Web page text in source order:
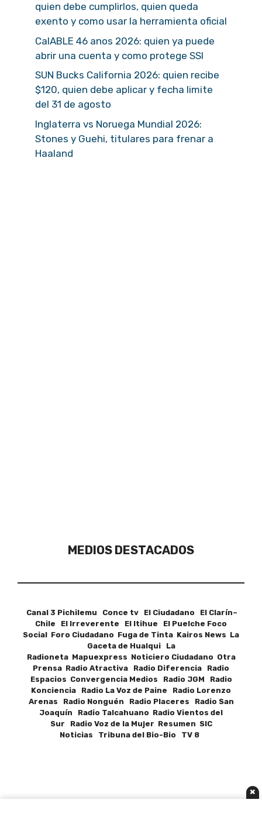
quien debe cumplirlos, quien queda
exento y como usar la herramienta oficial
CalABLE 46 anos 2026: quien ya puede
abrir una cuenta y como protege SSI
SUN Bucks California 2026: quien recibe
$120, quien debe aplicar y fecha limite
del 31 de agosto
Inglaterra vs Noruega Mundial 2026:
Stones y Guehi, titulares para frenar a
Haaland
MEDIOS DESTACADOS
Canal 3 Pichilemu Conce tv El Ciudadano El Clarín–
Chile El Irreverente El Itihue El Puelche Foco
Social Foro Ciudadano Fuga de Tinta Kairos News La
Gaceta de Hualqui La
Radioneta Mapuexpress Noticiero Ciudadano Otra
Prensa Radio Atractiva Radio Diferencia Radio
Espacios Convergencia Medios Radio JGM Radio
Konciencia Radio La Voz de Paine Radio Lorenzo
Arenas Radio Nonguén Radio Placeres Radio San
Joaquín Radio Talcahuano Radio Vientos del
Sur Radio Voz de la Mujer Resumen SIC
Noticias Tribuna del Bio-Bio TV 8
×